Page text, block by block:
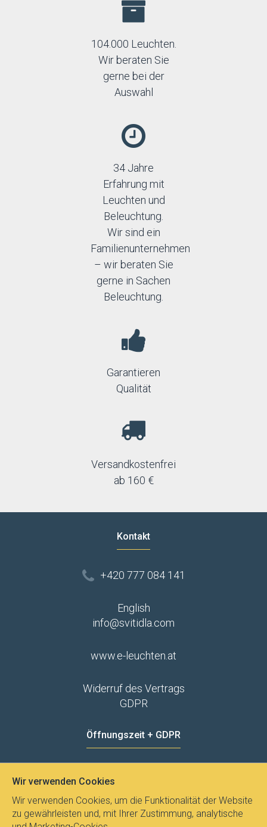
104.000 Leuchten.
Wir beraten Sie
gerne bei der
Auswahl
34 Jahre
Erfahrung mit
Leuchten und
Beleuchtung.
Wir sind ein
Familienunternehmen
– wir beraten Sie
gerne in Sachen
Beleuchtung.
Garantieren
Qualität
Versandkostenfrei
ab 160 €
Kontakt
+420 777 084 141
English
info@svitidla.com
www.e-leuchten.at
Widerruf des Vertrags
GDPR
Öffnungszeit + GDPR
Wir verwenden Cookies
Wir verwenden Cookies, um die Funktionalität der Website
zu gewährleisten und, mit Ihrer Zustimmung, analytische